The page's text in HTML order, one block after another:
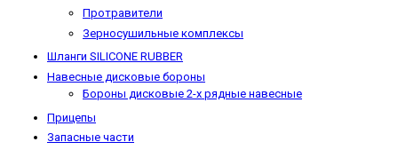
Протравители
Зерносушильные комплексы
Шланги SILICONE RUBBER
Навесные дисковые бороны
Бороны дисковые 2-х рядные навесные
Прицепы
Запасные части